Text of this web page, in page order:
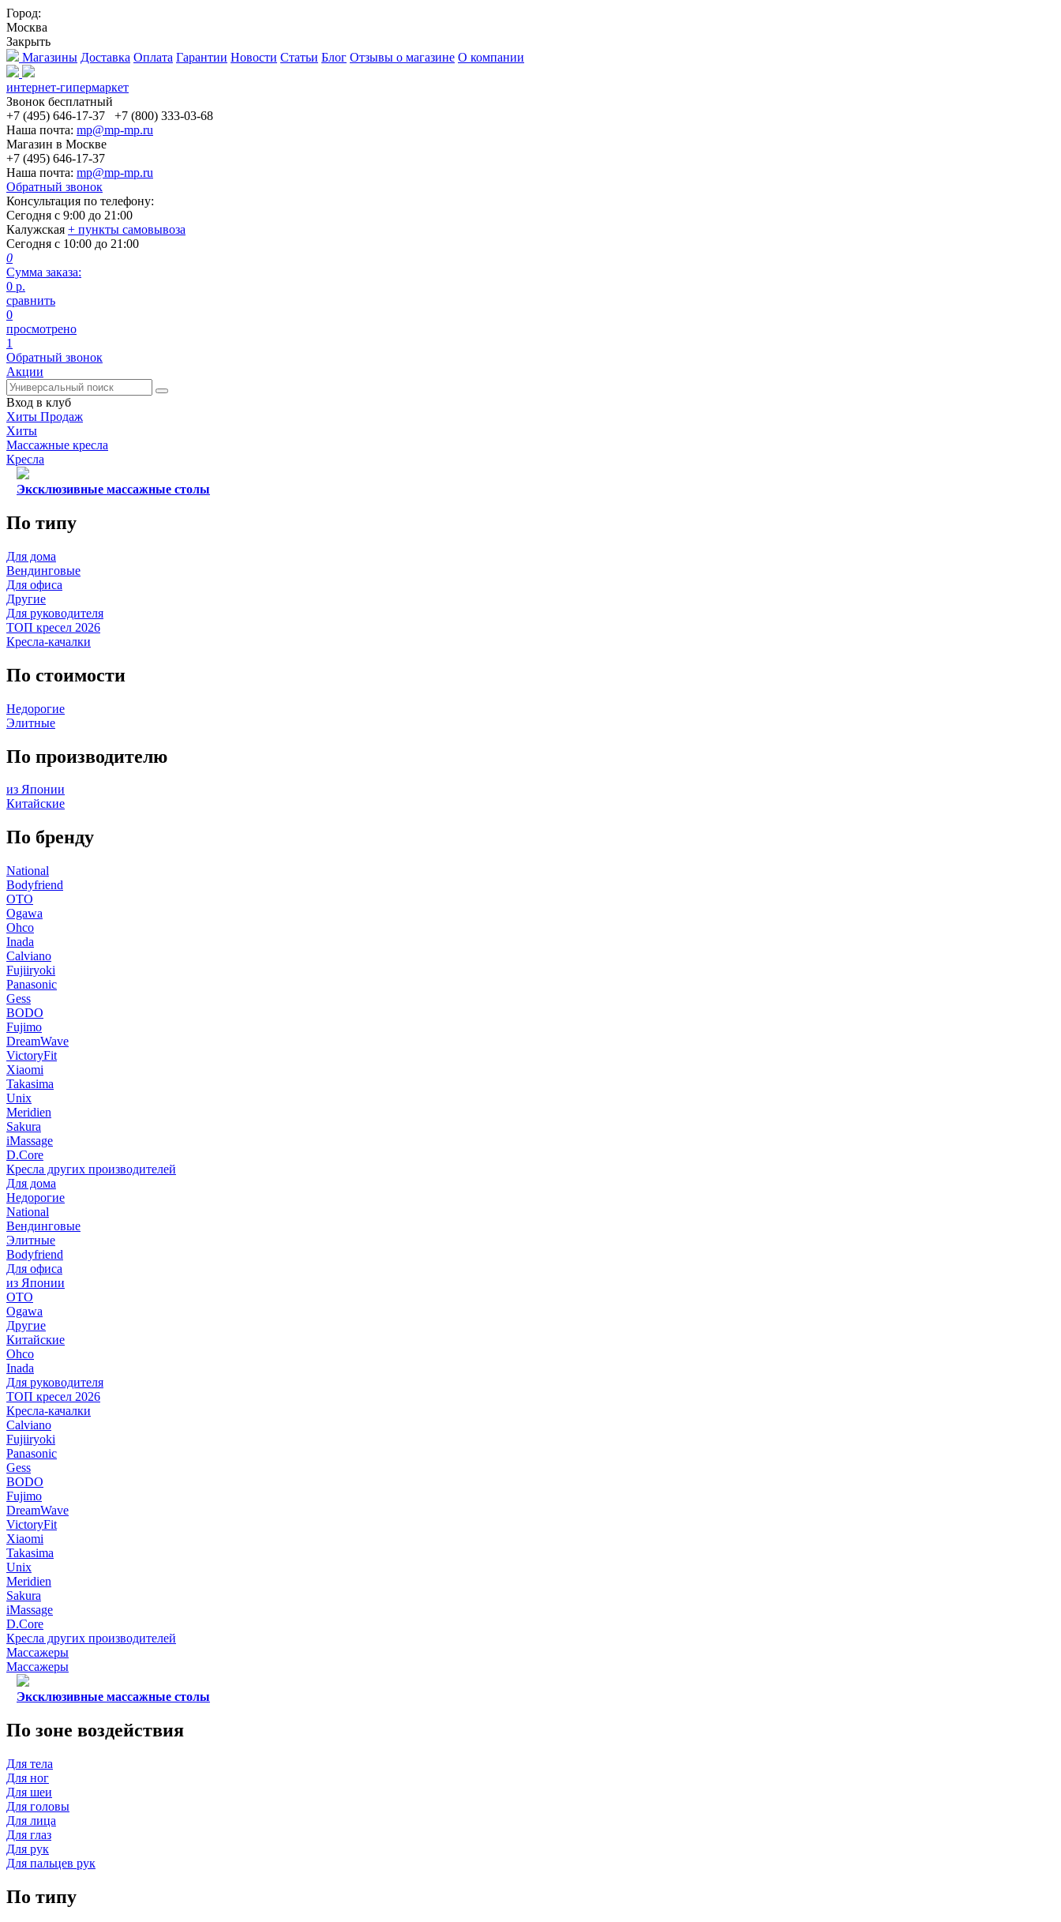
Город:
Москва
Закрыть
Магазины Доставка Оплата Гарантии Новости Статьи Блог Отзывы о магазине О компании
интернет-гипермаркет
Звонок бесплатный
+7 (495) 646-17-37
+7 (800) 333-03-68
Наша почта: mp@mp-mp.ru
Магазин в Москве
+7 (495) 646-17-37
Наша почта: mp@mp-mp.ru
Обратный звонок
Консультация по телефону:
Сегодня с 9:00 до 21:00
Калужская + пункты самовывоза
Сегодня с 10:00 до 21:00
0
Сумма заказа:
0 р.
сравнить
0
просмотрено
1
Обратный звонок
Акции
Вход в клуб
Хиты Продаж
Хиты
Массажные кресла
Кресла
Эксклюзивные массажные столы
По типу
Для дома
Вендинговые
Для офиса
Другие
Для руководителя
ТОП кресел 2026
Кресла-качалки
По стоимости
Недорогие
Элитные
По производителю
из Японии
Китайские
По бренду
National
Bodyfriend
OTO
Ogawa
Ohco
Inada
Calviano
Fujiiryoki
Panasonic
Gess
BODO
Fujimo
DreamWave
VictoryFit
Xiaomi
Takasima
Unix
Meridien
Sakura
iMassage
D.Core
Кресла других производителей
Для дома
Недорогие
National
Вендинговые
Элитные
Bodyfriend
Для офиса
из Японии
OTO
Ogawa
Другие
Китайские
Ohco
Inada
Для руководителя
ТОП кресел 2026
Кресла-качалки
Calviano
Fujiiryoki
Panasonic
Gess
BODO
Fujimo
DreamWave
VictoryFit
Xiaomi
Takasima
Unix
Meridien
Sakura
iMassage
D.Core
Кресла других производителей
Массажеры
Массажеры
Эксклюзивные массажные столы
По зоне воздействия
Для тела
Для ног
Для шеи
Для головы
Для лица
Для глаз
Для рук
Для пальцев рук
По типу